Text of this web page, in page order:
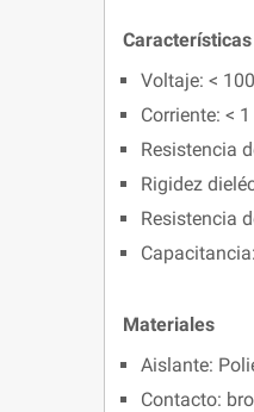
Voltaje: <
Corriente: <
Resistencia
Rigidez
Resistencia
Materiales
Aislante:
Contacto: